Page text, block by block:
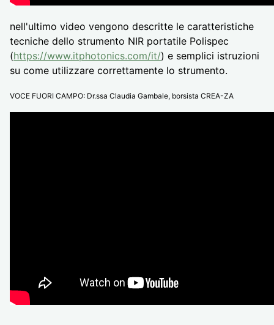
nell'ultimo video vengono descritte le caratteristiche
tecniche dello strumento NIR portatile Polispec
(https://www.itphotonics.com/it/) e semplici istruzioni
su come utilizzare correttamente lo strumento.
VOCE FUORI CAMPO: Dr.ssa Claudia Gambale, borsista CREA-ZA